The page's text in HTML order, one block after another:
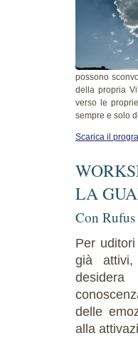
possono
della propria
verso le
sempre e solo
Scarica il
LA
Con
Per
già
delle
alla